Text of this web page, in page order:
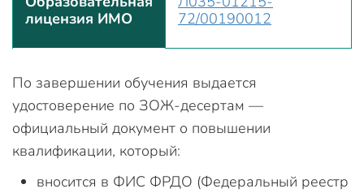
лицензия ИМО
72/00190012
По завершении обучения выдается
удостоверение по ЗОЖ-десертам —
официальный документ о повышении
квалификации, который:
вносится в ФИС ФРДО (Федеральный реестр